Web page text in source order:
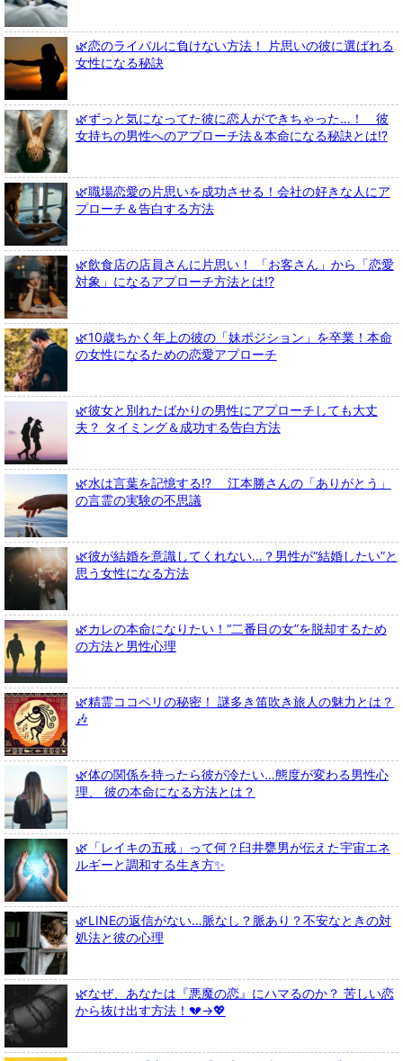
🌿恋のライバルに負けない方法！ 片思いの彼に選ばれる
女性になる秘訣
🌿ずっと気になってた彼に恋人ができちゃった…！ 彼
女持ちの男性へのアプローチ法＆本命になる秘訣とは!?
🌿職場恋愛の片思いを成功させる！会社の好きな人にア
プローチ＆告白する方法
🌿飲食店の店員さんに片思い！ 「お客さん」から「恋愛
対象」になるアプローチ方法とは!?
🌿10歳ちかく年上の彼の「妹ポジション」を卒業！本命
の女性になるための恋愛アプローチ
🌿彼女と別れたばかりの男性にアプローチしても大丈
夫？ タイミング＆成功する告白方法
🌿水は言葉を記憶する!? 江本勝さんの「ありがとう」
の言霊の実験の不思議
🌿彼が結婚を意識してくれない…？男性が“結婚したい”と
思う女性になる方法
🌿カレの本命になりたい！“二番目の女”を脱却するため
の方法と男性心理
🌿精霊ココペリの秘密！ 謎多き笛吹き旅人の魅力とは？
🎶
🌿体の関係を持ったら彼が冷たい…態度が変わる男性心
理、 彼の本命になる方法とは？
🌿「レイキの五戒」って何？臼井甕男が伝えた宇宙エネ
ルギーと調和する生き方✨
🌿LINEの返信がない…脈なし？脈あり？不安なときの対
処法と彼の心理
🌿なぜ、あなたは『悪魔の恋』にハマるのか？ 苦しい恋
から抜け出す方法！💔→💖